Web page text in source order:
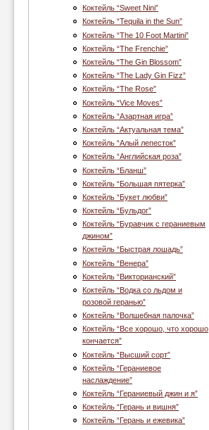
Коктейль “Sweet Nini”
Коктейль “Tequila in the Sun”
Коктейль “The 10 Foot Martini”
Коктейль “The Frenchie”
Коктейль “The Gin Blossom”
Коктейль “The Lady Gin Fizz”
Коктейль “The Rose”
Коктейль “Vice Moves”
Коктейль “Азартная игра”
Коктейль “Актуальная тема”
Коктейль “Алый лепесток”
Коктейль “Английская роза”
Коктейль “Бланш”
Коктейль “Большая пятерка”
Коктейль “Букет любви”
Коктейль “Бульдог”
Коктейль “Буравчик с гераниевым
джином”
Коктейль “Быстрая лошадь”
Коктейль “Венера”
Коктейль “Викторианский”
Коктейль “Водка со льдом и
розовой геранью”
Коктейль “Волшебная палочка”
Коктейль “Все хорошо, что хорошо
кончается”
Коктейль “Высший сорт”
Коктейль “Гераниевое
наслаждение”
Коктейль “Гераниевый джин и я”
Коктейль “Герань и вишня”
Коктейль “Герань и ежевика”